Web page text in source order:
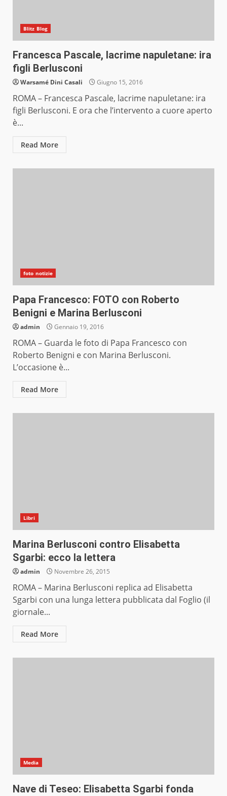
Blitz Blog
Francesca Pascale, lacrime napuletane: ira
figli Berlusconi
Warsamé Dini Casali Giugno 15, 2016
ROMA – Francesca Pascale, lacrime napuletane: ira
figli Berlusconi. E ora che l’intervento a cuore aperto
è...
Read More
foto notizie
Papa Francesco: FOTO con Roberto
Benigni e Marina Berlusconi
admin Gennaio 19, 2016
ROMA – Guarda le foto di Papa Francesco con
Roberto Benigni e con Marina Berlusconi.
L’occasione è...
Read More
Libri
Marina Berlusconi contro Elisabetta
Sgarbi: ecco la lettera
admin Novembre 26, 2015
ROMA – Marina Berlusconi replica ad Elisabetta
Sgarbi con una lunga lettera pubblicata dal Foglio (il
giornale...
Read More
Media
Nave di Teseo: Elisabetta Sgarbi fonda